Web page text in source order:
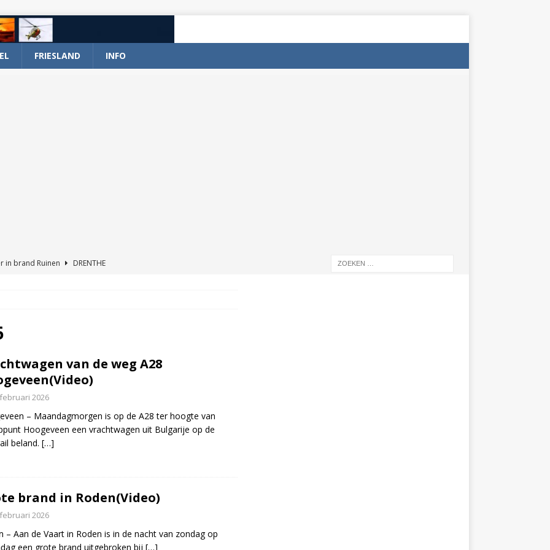
FRIESLAND INFO
in brand Ruinen
DRENTHE
en personenwagen in botsing in Ommen(Video)
van de weg A28
2026
– Maandagmorgen is op de A28 ter hoogte van
Hoogeveen een vrachtwagen uit Bulgarije op de
beland. […]
brand in Roden(Video)
2026
– Aan de Vaart in Roden is in de nacht van zondag op
een grote brand uitgebroken bij […]